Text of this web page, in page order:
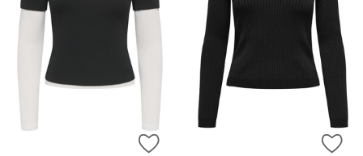
ZUR WUNSCHLISTE HINZUFÜGEN